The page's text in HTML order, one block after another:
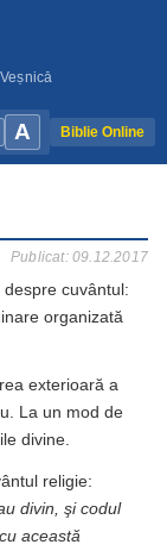
A Biblie Online
Publicat: 09.12.2017
cuvântul:
organizată
exterioară a
La un mod de
divine.
religie:
divin, şi codul
această